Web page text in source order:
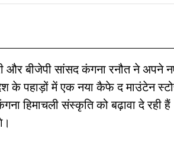
और बीजेपी सांसद कंगना रनौत ने अपने
के पहाड़ों में एक नया कैफे द माउंटेन
हिमाचली संस्कृति को बढ़ावा दे रही